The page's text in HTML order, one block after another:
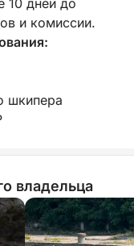
жемчужин
10 дней до
и комиссии.
шкипера
владельца